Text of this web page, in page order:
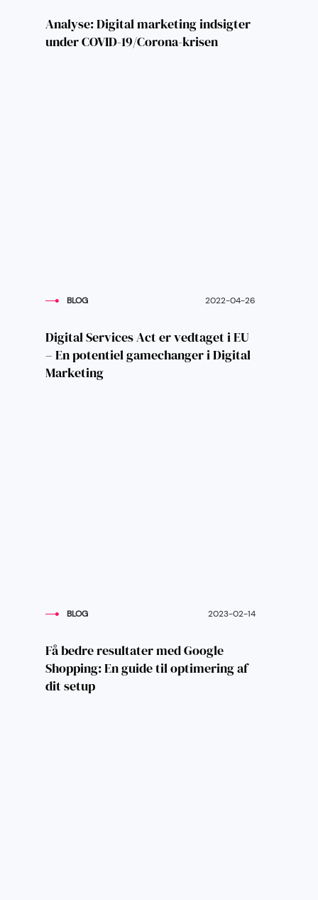
Analyse: Digital marketing indsigter
under COVID-19/Corona-krisen
BLOG 2022-04-26
Digital Services Act er vedtaget i EU
– En potentiel gamechanger i Digital
Marketing
BLOG 2023-02-14
Få bedre resultater med Google
Shopping: En guide til optimering af
dit setup